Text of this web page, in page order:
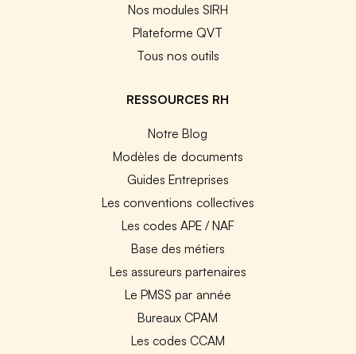
Nos modules SIRH
Plateforme QVT
Tous nos outils
RESSOURCES RH
Notre Blog
Modèles de documents
Guides Entreprises
Les conventions collectives
Les codes APE / NAF
Base des métiers
Les assureurs partenaires
Le PMSS par année
Bureaux CPAM
Les codes CCAM